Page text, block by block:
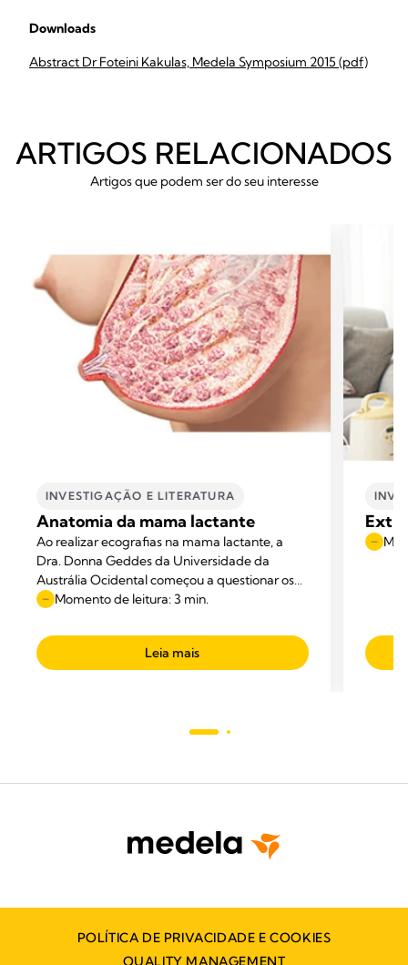
Downloads
Abstract Dr Foteini Kakulas, Medela Symposium 2015 (pdf)
ARTIGOS RELACIONADOS
Artigos que podem ser do seu interesse
INVESTIGAÇÃO E LITERATURA
Anatomia da mama lactante
Ao realizar ecografias na mama lactante, a
Dra. Donna Geddes da Universidade da
Austrália Ocidental começou a questionar os
diagramas anatómicos apresentados nos
Momento de leitura: 3 min.
Leia mais
POLÍTICA DE PRIVACIDADE E COOKIES
QUALITY MANAGEMENT